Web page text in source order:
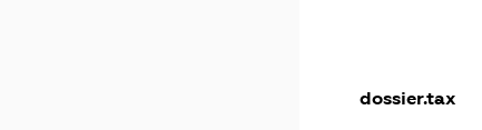
dossier.tax